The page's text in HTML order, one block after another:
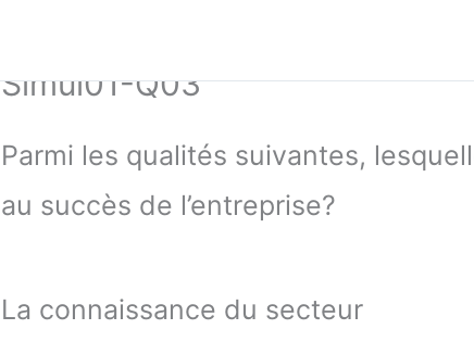
Simul01-Q03
Parmi les qualités suivantes,
au succès de l’entreprise?
La connaissance du secteur